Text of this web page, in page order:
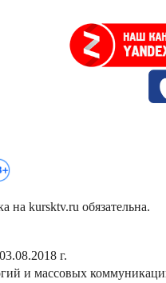
на kursktv.ru обязательна.
г.
и массовых